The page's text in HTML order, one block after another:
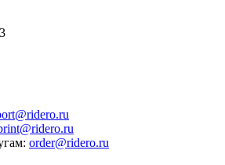
: order@ridero.ru